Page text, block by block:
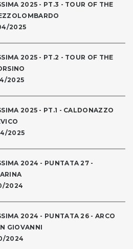
2025 - PT.3 - TOUR OF THE
2025
2025 - PT.2 - TOUR OF THE
2025
2025 - PT.1 - CALDONAZZO
2025
2024 - PUNTATA 27 -
2024
2024 - PUNTATA 26 - ARCO
GIOVANNI
2024